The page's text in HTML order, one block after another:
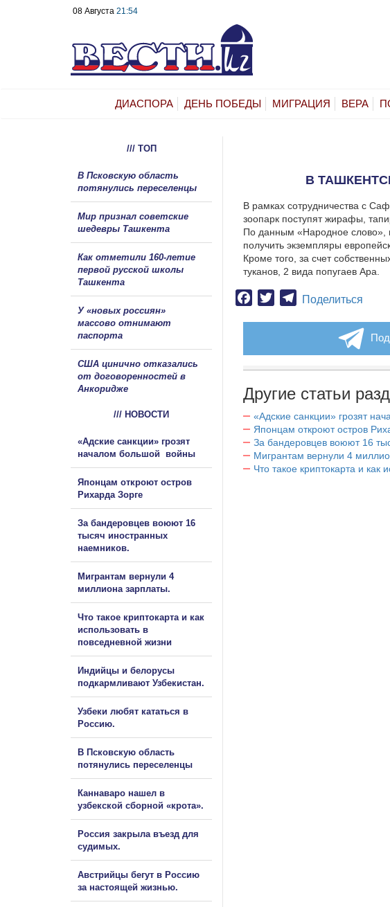
08 Августа 21:54
ДИАСПОРА ДЕНЬ ПОБЕДЫ МИГРАЦИЯ ВЕРА
В
В рамках сотрудничества с
зоопарк поступят жирафы,
По данным «Народное слово»,
получить экземпляры
Кроме того, за счет
туканов, 2 вида попугаев Ара.
Facebook
TwitterTelegram
Поделиться
Другие статьи
«Адские санкции» грозят
Японцам откроют остров
За бандеровцев воюют 16
Мигрантам вернули 4
Что такое криптокарта и как
/// ТОП
В Псковскую область
потянулись переселенцы
Мир признал советские
шедевры Ташкента
Как отметили 160-летие
первой русской школы
Ташкента
У «новых россиян»
массово отнимают
паспорта
США цинично отказались
от договоренностей в
Анкоридже
/// НОВОСТИ
«Адские санкции» грозят
началом большой войны
Японцам откроют остров
Рихарда Зорге
За бандеровцев воюют 16
тысяч иностранных
наемников.
Мигрантам вернули 4
миллиона зарплаты.
Что такое криптокарта и как
использовать в
повседневной жизни
Индийцы и белорусы
подкармливают Узбекистан.
Узбеки любят кататься в
Россию.
В Псковскую область
потянулись переселенцы
Каннаваро нашел в
узбекской сборной «крота».
Россия закрыла въезд для
судимых.
Австрийцы бегут в Россию
за настоящей жизнью.